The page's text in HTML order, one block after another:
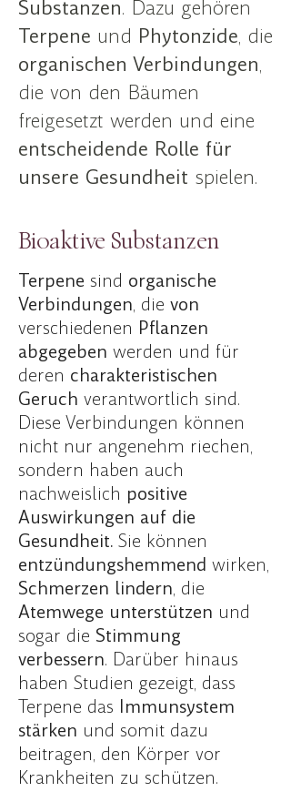
Substanzen. Dazu gehören
Terpene und Phytonzide, die
organischen Verbindungen,
die von den Bäumen
freigesetzt werden und eine
entscheidende Rolle für
unsere Gesundheit spielen.
Bioaktive Substanzen
Terpene sind organische
Verbindungen, die von
verschiedenen Pflanzen
abgegeben werden und für
deren charakteristischen
Geruch verantwortlich sind.
Diese Verbindungen können
nicht nur angenehm riechen,
sondern haben auch
nachweislich positive
Auswirkungen auf die
Gesundheit. Sie können
entzündungshemmend wirken,
Schmerzen lindern, die
Atemwege unterstützen und
sogar die Stimmung
verbessern. Darüber hinaus
haben Studien gezeigt, dass
Terpene das Immunsystem
stärken und somit dazu
beitragen, den Körper vor
Krankheiten zu schützen.